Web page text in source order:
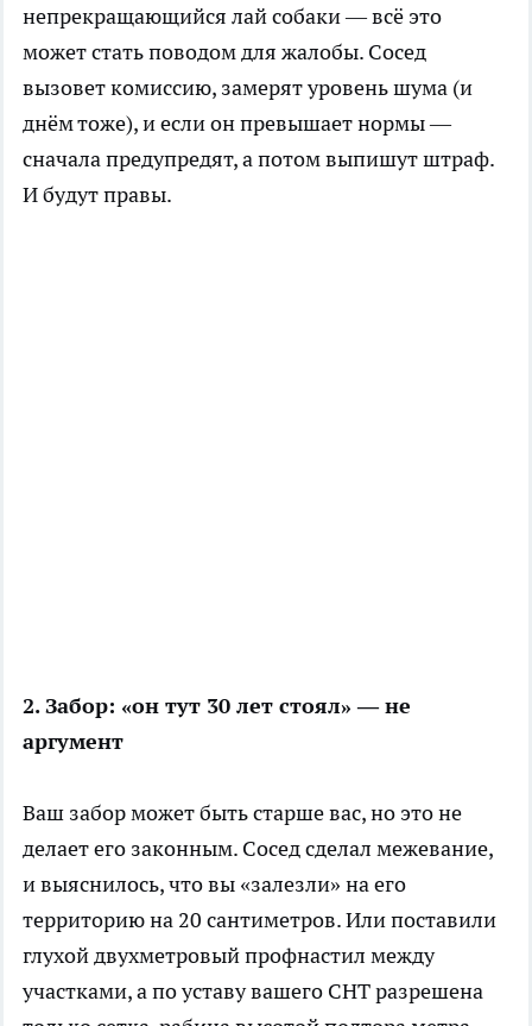
непрекращающийся лай собаки — всё это
может стать поводом для жалобы. Сосед
вызовет комиссию, замерят уровень шума (и
днём тоже), и если он превышает нормы —
сначала предупредят, а потом выпишут штраф.
И будут правы.
2. Забор: «он тут 30 лет стоял» — не
аргумент
Ваш забор может быть старше вас, но это не
делает его законным. Сосед сделал межевание,
и выяснилось, что вы «залезли» на его
территорию на 20 сантиметров. Или поставили
глухой двухметровый профнастил между
участками, а по уставу вашего СНТ разрешена